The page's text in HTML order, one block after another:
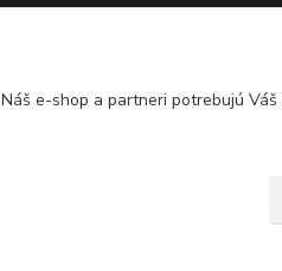
Náš e-shop a partneri potrebujú Váš